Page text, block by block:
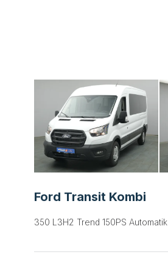
Ford Transit Kombi
350 L3H2 Trend 150PS Automatik